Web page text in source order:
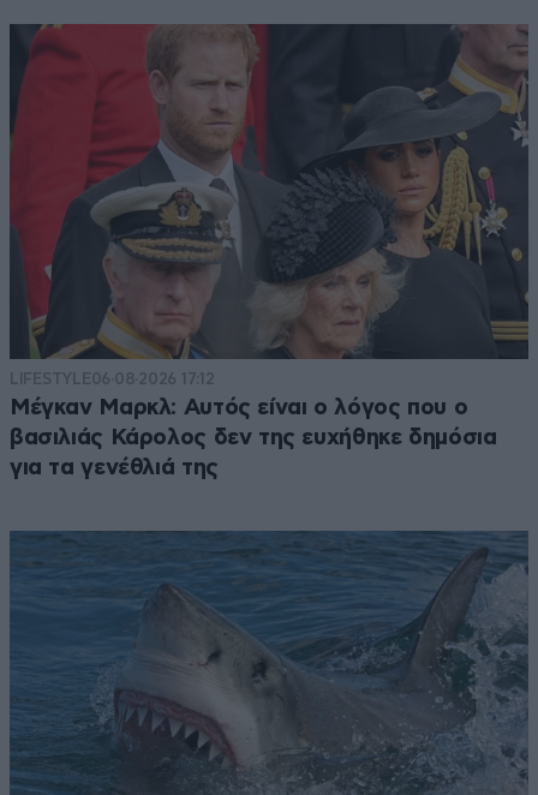
LIFESTYLE06·08·2026 17:12
Μέγκαν Μαρκλ: Αυτός είναι ο λόγος που ο
βασιλιάς Κάρολος δεν της ευχήθηκε δημόσια
για τα γενέθλιά της